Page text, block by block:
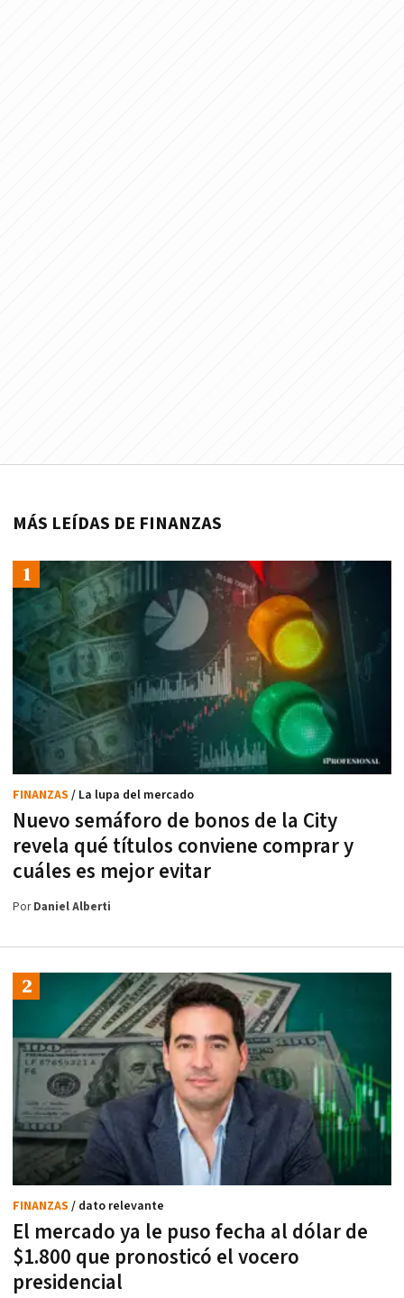
MÁS LEÍDAS DE FINANZAS
Nuevo semáforo de bonos de la City
revela qué títulos conviene comprar y
cuáles es mejor evitar
FINANZAS / La lupa del mercado
PorDaniel Alberti
El mercado ya le puso fecha al dólar de
$1.800 que pronosticó el vocero
presidencial
FINANZAS / dato relevante